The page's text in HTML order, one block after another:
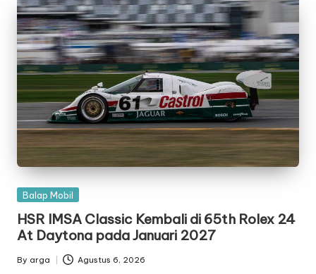
Posted
Balap Mobil
HSR IMSA Classic Kembali di 65th Rolex 24
At Daytona pada Januari 2027
Posted
By arga Agustus 6, 2026